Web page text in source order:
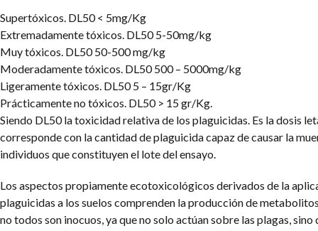
Supertóxicos. DL50 < 5mg/Kg
Extremadamente tóxicos. DL50 5-50mg/kg
Muy tóxicos. DL50 50-500 mg/kg
Moderadamente tóxicos. DL50 500 – 5000mg/kg
Ligeramente tóxicos. DL50 5 – 15gr/Kg
Prácticamente no tóxicos. DL50 > 15 gr/Kg.
Siendo DL50 la toxicidad relativa de los plaguicidas. Es la dosis
corresponde con la cantidad de plaguicida capaz de causar la
individuos que constituyen el lote del ensayo.
Los aspectos propiamente ecotoxicológicos derivados de la
plaguicidas a los suelos comprenden la producción de
no todos son inocuos, ya que no solo actúan sobre las plagas, sino